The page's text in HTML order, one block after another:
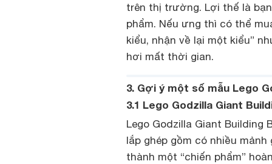
trên thị trường. Lợi thế là
phẩm. Nếu ưng thì có thể
kiểu, nhận về lại một kiểu”
hơi mất thời gian.
3. Gợi ý một số mẫu Lego
3.1 Lego Godzilla Giant
Lego Godzilla Giant Building
lắp ghép gồm có nhiều
thành một “chiến phẩm”